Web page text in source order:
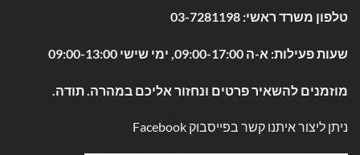
טלפון משרד ראשי: 03-7281198
שעות פעילות: א-ה 09:00-17:00, ימי שישי 09:00-13:00
מוזמנים להשאיר פרטים ונחזור אליכם במהרה. תודה.
ניתן ליצור איתנו קשר בפייסבוק Facebook